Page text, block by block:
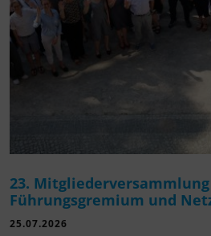
23.
Führungsgremium und
25.07.2026